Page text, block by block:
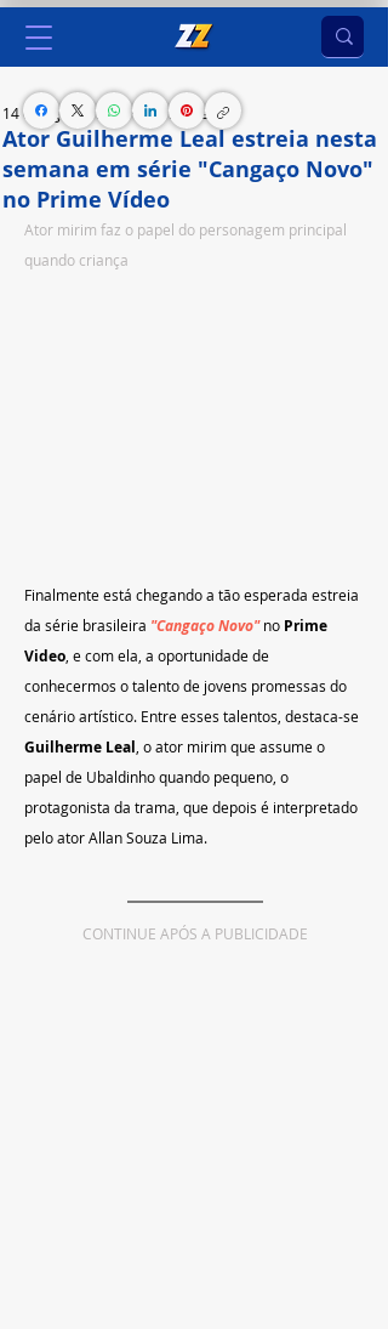
Ator Guilherme Leal estreia nesta
semana em série "Cangaço Novo"
no Prime Vídeo
14 de ago. de 2023 2 min de leitura
Ator mirim faz o papel do personagem principal
quando criança
Finalmente está chegando a tão esperada estreia
da série brasileira "Cangaço Novo" no Prime
Video , e com ela, a oportunidade de
conhecermos o talento de jovens promessas do
cenário artístico. Entre esses talentos, destaca-se
Guilherme Leal , o ator mirim que assume o
papel de Ubaldinho quando pequeno, o
protagonista da trama, que depois é interpretado
pelo ator Allan Souza Lima.
CONTINUE APÓS A PUBLICIDADE